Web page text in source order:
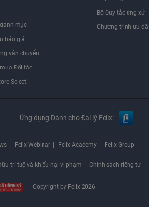
mục
báo giá
vận chuyển
Đối tác
Select
Bộ Quy tắc ứng xử
Chương trình ưu đãi
Ứng dụng Dành cho Đại lý Felix:
Felix Webinar Felix Academy Felix Group
trí tuệ và khiếu nại vi phạm Chính sách riêng tư
Copyright by Felix 2026